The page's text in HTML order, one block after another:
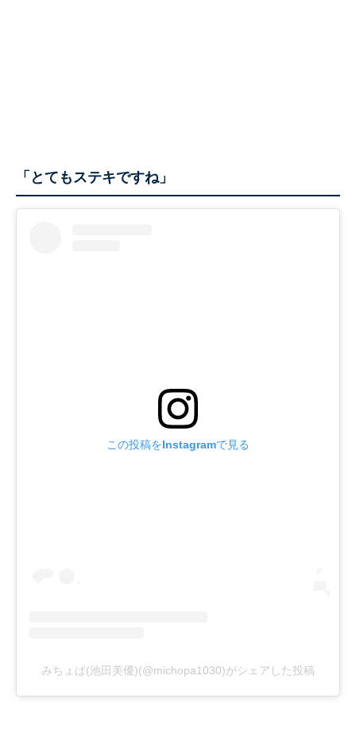
「とてもステキですね」
この投稿をInstagramで見る
みちょぱ(池田美優)(@michopa1030)がシェアした投稿